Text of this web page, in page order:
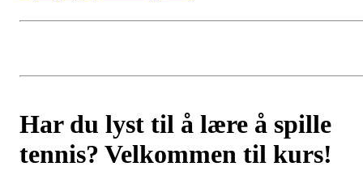
Har du lyst til å lære å spille
tennis? Velkommen til kurs!